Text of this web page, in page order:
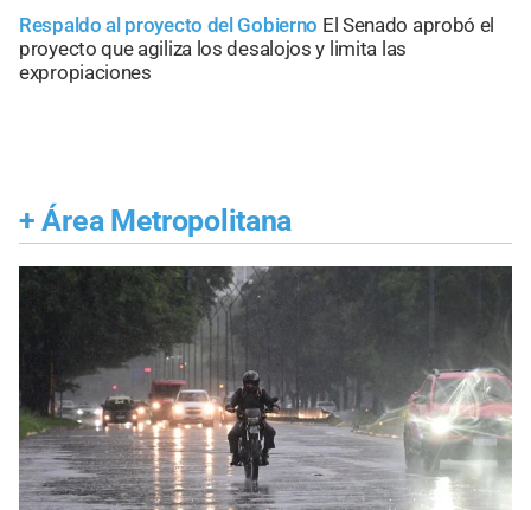
Respaldo al proyecto del Gobierno El Senado aprobó el
proyecto que agiliza los desalojos y limita las
expropiaciones
+ Área Metropolitana